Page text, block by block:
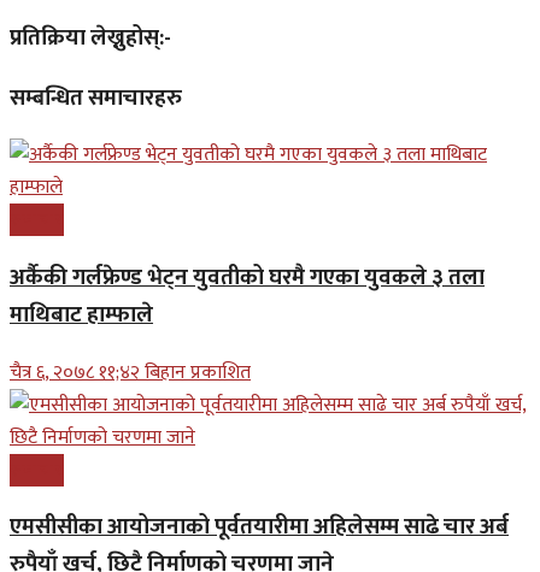
प्रतिक्रिया लेख्नुहोस्:-
सम्बन्धित समाचारहरु
अर्कैकी गर्लफ्रेण्ड भेट्न युवतीको घरमै गएका युवकले ३ तला
माथिबाट हाम्फाले
चैत्र ६, २०७८ ११;४२ बिहान प्रकाशित
एमसीसीका आयोजनाको पूर्वतयारीमा अहिलेसम्म साढे चार अर्ब